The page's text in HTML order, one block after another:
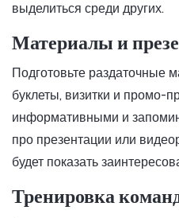
выделиться среди других.
Материалы и
Подготовьте раздаточные
буклеты, визитки и промо-
информативными и
про презентации или
будет показать
Тренировка